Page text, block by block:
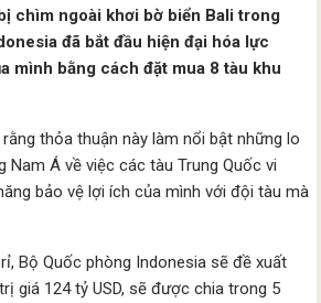
chìm ngoài khơi bờ biển Bali trong
đã bắt đầu hiện đại hóa lực
mình bằng cách đặt mua 8 tàu khu
thỏa thuận này làm nổi bật những lo
Nam Á về việc các tàu Trung Quốc vi
bảo vệ lợi ích của mình với đội tàu mà
Bộ Quốc phòng Indonesia sẽ đề xuất
giá 124 tỷ USD, sẽ được chia trong 5